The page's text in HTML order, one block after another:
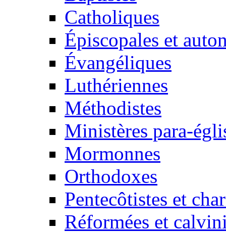
Catholiques
Épiscopales et
Évangéliques
Luthériennes
Méthodistes
Ministères para-
Mormonnes
Orthodoxes
Pentecôtistes et
Réformées et